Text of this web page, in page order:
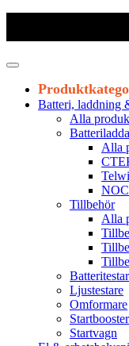
Batteri, laddning
Alla
Alla
Tillbehör
Alla
Ljustestare
Omformare
Startbooster
Startvagn